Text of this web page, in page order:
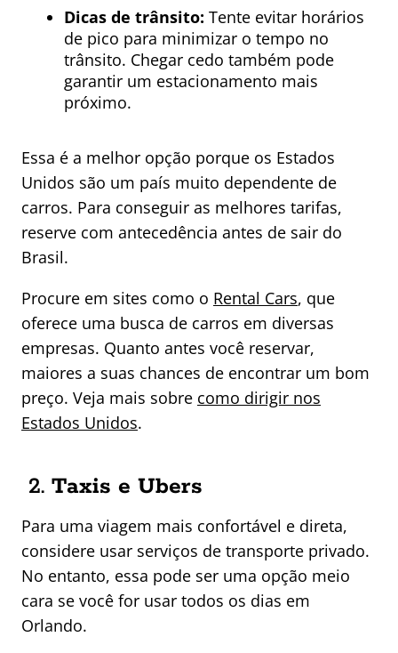
Dicas de trânsito: Tente evitar horários
de pico para minimizar o tempo no
trânsito. Chegar cedo também pode
garantir um estacionamento mais
próximo.
Essa é a melhor opção porque os Estados
Unidos são um país muito dependente de
carros. Para conseguir as melhores tarifas,
reserve com antecedência antes de sair do
Brasil.
Procure em sites como o Rental Cars, que
oferece uma busca de carros em diversas
empresas. Quanto antes você reservar,
maiores a suas chances de encontrar um bom
preço. Veja mais sobre como dirigir nos
Estados Unidos.
2. Taxis e Ubers
Para uma viagem mais confortável e direta,
considere usar serviços de transporte privado.
No entanto, essa pode ser uma opção meio
cara se você for usar todos os dias em
Orlando.